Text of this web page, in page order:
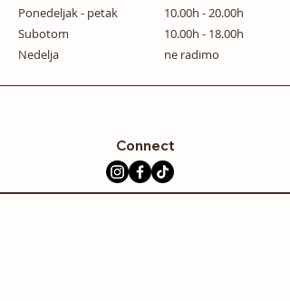
Ponedeljak - petak
Subotom
Nedelja
10.00h - 20.00h
10.00h - 18.00h
ne radimo
Connect